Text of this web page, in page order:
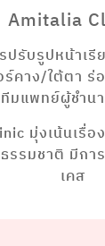
Amitalia
ปรับรูปหน้าเ
คาง/ใต้ตา ร่
ทีมแพทย์ผู้ชำน
มุ่งเน้นเรื่อ
รรมชาติ มีกา
เคส